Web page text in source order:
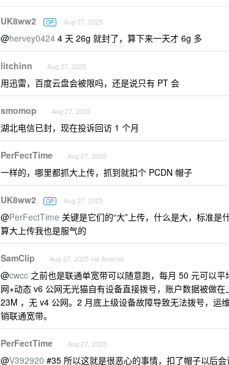
UK8ww2 OP Aug 27, 2025
@hervey0424 4 天 26g 就封了，算下来一天才 6g 多
litchinn Aug 27, 2025
用迅雷，百度云盘会被限吗，还是说只有 PT 会
smomop Aug 27, 2025
湖北电信已封，现在投诉回访 1 个月
PerFectTime Aug 27, 2025
一样的，哪里都抓大上传，抓到就扣个 PCDN 帽子
UK8ww2 OP Aug 27, 2025
@PerFectTime 关键是它们的“大”上传，什么是大，标准
算大上传我也是服气的
SamClip Aug 27, 2025 via Android
@cwcc 之前也是联通单宽带可以随意跑，每月 50 元可以
网+动态 v6 公网无光猫自有设备直接拨号，账户数据被做
23M ，无 v4 公网。2 月底上级设备故障导致无法拨号，运
销联通宽带。
PerFectTime Aug 27, 2025
@V392920 #35 所以这就是很恶心的事情，扣了帽子以后